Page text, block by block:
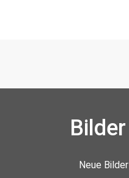
Bilder
Neue Bilder